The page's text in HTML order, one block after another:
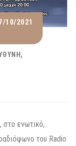
10/2021
στο ενωτικό,
του Radio